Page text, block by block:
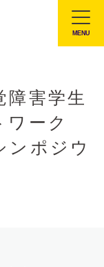
MENU
障害学生
ワーク
ンポジウ